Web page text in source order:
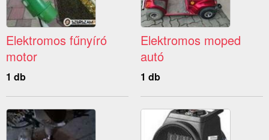
Elektromos fűnyíró
motor
1 db
Elektromos moped
autó
1 db